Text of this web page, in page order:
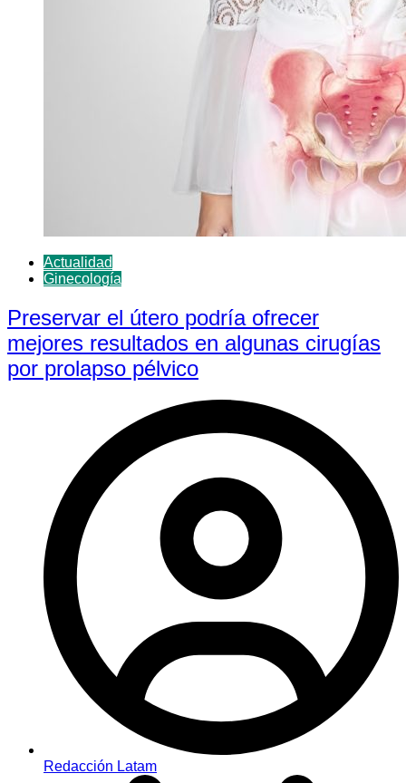
Actualidad
Ginecología
Preservar el útero podría ofrecer
mejores resultados en algunas cirugías
por prolapso pélvico
Redacción Latam